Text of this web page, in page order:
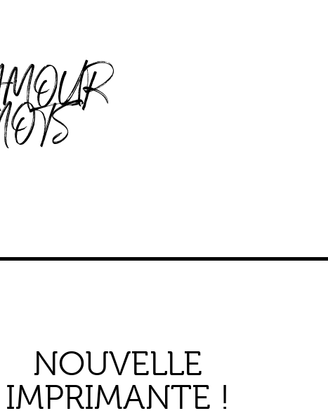
NOUVELLE
IMPRIMANTE !